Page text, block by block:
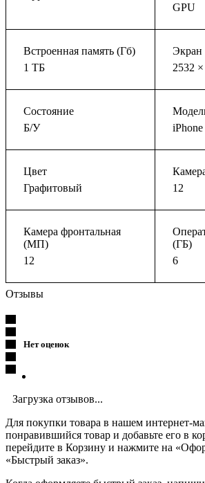
GPU
Встроенная память (Гб)
1 ТБ
Экран
2532
Состояние
Б/У
Цвет
Графитовый
12
Камера фронтальная
(МП)
12
(ГБ)
6
Отзывы
Нет оценок
Загрузка отзывов...
Для покупки товара в нашем интернет-
понравившийся товар и добавьте его в
перейдите в Корзину и нажмите на
«Быстрый заказ».